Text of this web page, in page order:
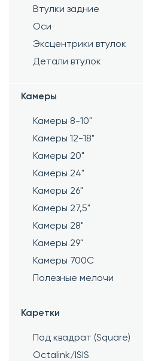
Втулки задние
Оси
Эксцентрики втулок
Детали втулок
Камеры
Камеры 8-10"
Камеры 12-18"
Камеры 20"
Камеры 24"
Камеры 26"
Камеры 27,5"
Камеры 28"
Камеры 29"
Камеры 700C
Полезные мелочи
Каретки
Под квадрат (Square)
Octalink/ISIS